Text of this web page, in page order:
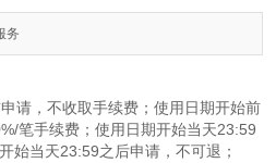
务
请，不收取手续费；使用日期开始前
笔手续费；使用日期开始当天23:59
始当天23:59之后申请，不可退；